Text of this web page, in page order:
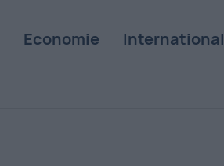
Economie International